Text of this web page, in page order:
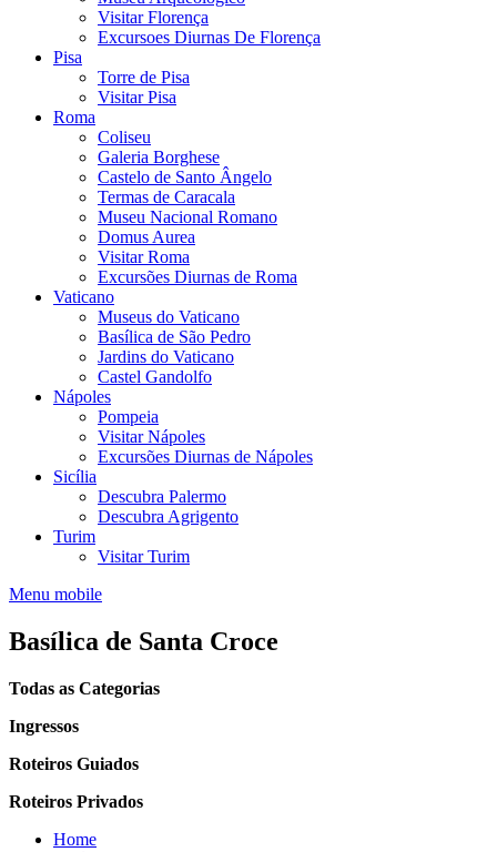
Visitar Florença
Excursoes Diurnas De Florença
Pisa
Torre de Pisa
Visitar Pisa
Roma
Coliseu
Galeria Borghese
Castelo de Santo Ângelo
Termas de Caracala
Museu Nacional Romano
Domus Aurea
Visitar Roma
Excursões Diurnas de Roma
Vaticano
Museus do Vaticano
Basílica de São Pedro
Jardins do Vaticano
Castel Gandolfo
Nápoles
Pompeia
Visitar Nápoles
Excursões Diurnas de Nápoles
Sicília
Descubra Palermo
Descubra Agrigento
Turim
Visitar Turim
Menu mobile
Basílica de Santa Croce
Todas as Categorias
Ingressos
Roteiros Guiados
Roteiros Privados
Home